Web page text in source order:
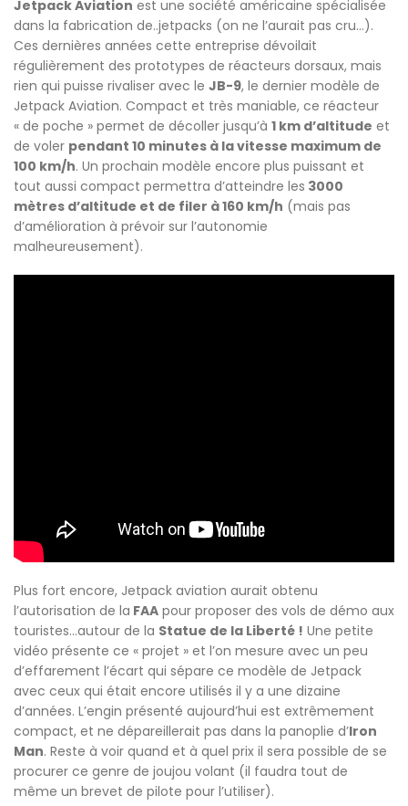
Jetpack Aviation est une société américaine spécialisée
dans la fabrication de..jetpacks (on ne l’aurait pas cru…).
Ces dernières années cette entreprise dévoilait
régulièrement des prototypes de réacteurs dorsaux, mais
rien qui puisse rivaliser avec le JB-9, le dernier modèle de
Jetpack Aviation. Compact et très maniable, ce réacteur
« de poche » permet de décoller jusqu’à 1 km d’altitude et
de voler pendant 10 minutes à la vitesse maximum de
100 km/h. Un prochain modèle encore plus puissant et
tout aussi compact permettra d’atteindre les 3000
mètres d’altitude et de filer à 160 km/h (mais pas
d’amélioration à prévoir sur l’autonomie
malheureusement).
Plus fort encore, Jetpack aviation aurait obtenu
l’autorisation de la FAA pour proposer des vols de démo aux
touristes…autour de la Statue de la Liberté ! Une petite
vidéo présente ce « projet » et l’on mesure avec un peu
d’effarement l’écart qui sépare ce modèle de Jetpack
avec ceux qui était encore utilisés il y a une dizaine
d’années. L’engin présenté aujourd’hui est extrêmement
compact, et ne dépareillerait pas dans la panoplie d’Iron
Man. Reste à voir quand et à quel prix il sera possible de se
procurer ce genre de joujou volant (il faudra tout de
même un brevet de pilote pour l’utiliser).